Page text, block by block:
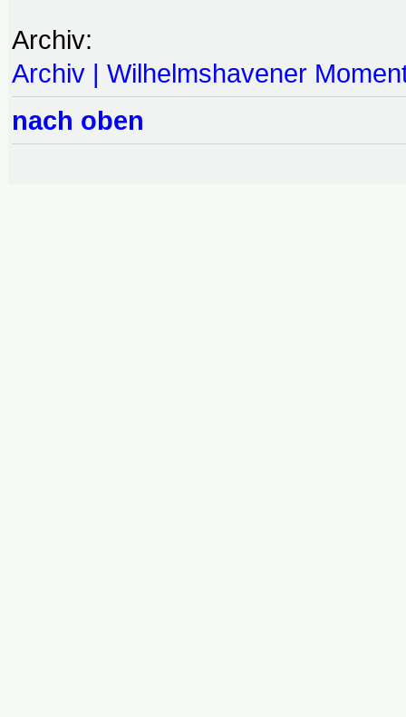
Archiv:
Archiv | Wilhelmshavener
nach oben